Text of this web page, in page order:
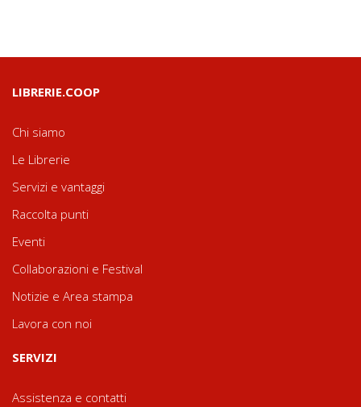
LIBRERIE.COOP
Chi siamo
Le Librerie
Servizi e vantaggi
Raccolta punti
Eventi
Collaborazioni e Festival
Notizie e Area stampa
Lavora con noi
SERVIZI
Assistenza e contatti